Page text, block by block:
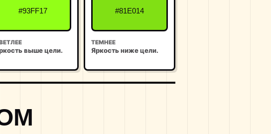
#93FF17
выше цели.
#81E014
ТЕМНЕЕ
Яркость ниже цели.